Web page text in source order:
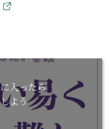
入ったら
よう